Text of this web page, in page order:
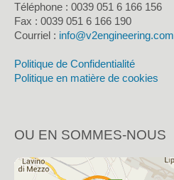
Téléphone : 0039 051 6 166 156
Fax : 0039 051 6 166 190
Courriel : info@v2engineering.com
Politique de Confidentialité
Politique en matière de cookies
OU EN SOMMES-NOUS